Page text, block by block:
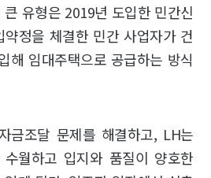
유형은 2019년 도입한 민간신
정을 체결한 민간 사업자가 건
해 임대주택으로 공급하는 방식
금조달 문제를 해결하고, LH는
월하고 입지와 품질이 양호한